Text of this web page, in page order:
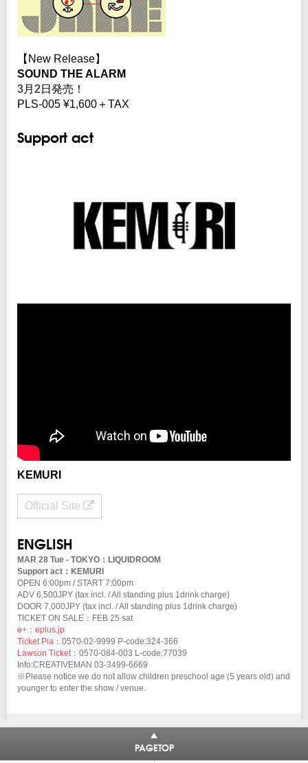
【New Release】
SOUND THE ALARM
3月2日発売！
PLS-005 ¥1,600＋TAX
Support act
KEMURI
Official Site
ENGLISH
MAR 28 Tue - TOKYO：LIQUIDROOM
Support act：KEMURI
OPEN 6:00pm / START 7:00pm
ADV 6,500JPY (tax incl. / All standing plus 1drink charge)
DOOR 7,000JPY (tax incl. / All standing plus 1drink charge)
TICKET ON SALE：FEB 25 sat
e+ ： eplus.jp
Ticket Pia ：0570-02-9999 P-code:324-366
Lawson Ticket：0570-084-003 L-code:77039
Info:CREATIVEMAN 03-3499-6669
※Please notice we do not allow children preschool age (5 years old) and
younger to enter the show / venue.
PAGETOP